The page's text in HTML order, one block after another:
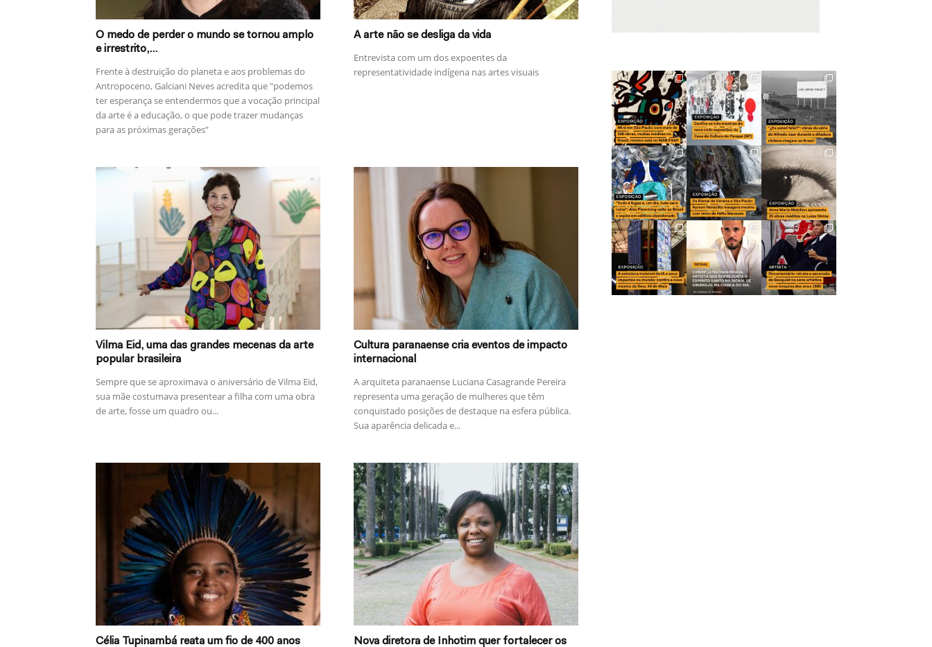
O medo de perder o mundo se tornou amplo
e irrestrito,...
Frente à destruição do planeta e aos problemas do
Antropoceno, Galciani Neves acredita que "podemos
ter esperança se entendermos que a vocação principal
da arte é a educação, o que pode trazer mudanças
para as próximas gerações”
A arte não se desliga da vida
Entrevista com um dos expoentes da
representatividade indígena nas artes visuais
Vilma Eid, uma das grandes mecenas da arte
popular brasileira
Sempre que se aproximava o aniversário de Vilma Eid,
sua mãe costumava presentear a filha com uma obra
de arte, fosse um quadro ou...
Cultura paranaense cria eventos de impacto
internacional
A arquiteta paranaense Luciana Casagrande Pereira
representa uma geração de mulheres que têm
conquistado posições de destaque na esfera pública.
Sua aparência delicada e...
Célia Tupinambá reata um fio de 400 anos
Nova diretora de Inhotim quer fortalecer os